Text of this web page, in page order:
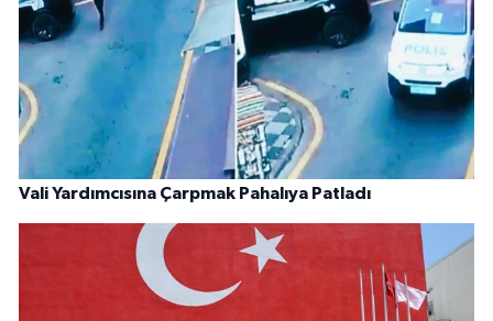
Vali Yardımcısına Çarpmak Pahalıya Patladı